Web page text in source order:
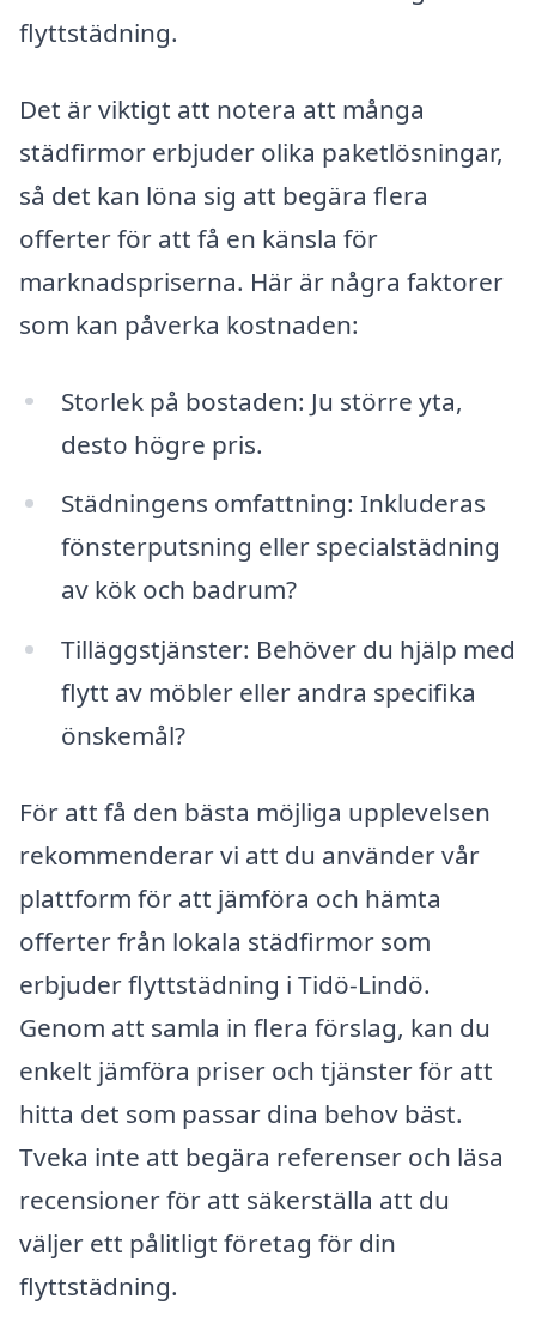
flyttstädning.
Det är viktigt att notera att många
städfirmor erbjuder olika paketlösningar,
så det kan löna sig att begära flera
offerter för att få en känsla för
marknadspriserna. Här är några faktorer
som kan påverka kostnaden:
Storlek på bostaden: Ju större yta,
desto högre pris.
Städningens omfattning: Inkluderas
fönsterputsning eller specialstädning
av kök och badrum?
Tilläggstjänster: Behöver du hjälp med
flytt av möbler eller andra specifika
önskemål?
För att få den bästa möjliga upplevelsen
rekommenderar vi att du använder vår
plattform för att jämföra och hämta
offerter från lokala städfirmor som
erbjuder flyttstädning i Tidö-Lindö.
Genom att samla in flera förslag, kan du
enkelt jämföra priser och tjänster för att
hitta det som passar dina behov bäst.
Tveka inte att begära referenser och läsa
recensioner för att säkerställa att du
väljer ett pålitligt företag för din
flyttstädning.